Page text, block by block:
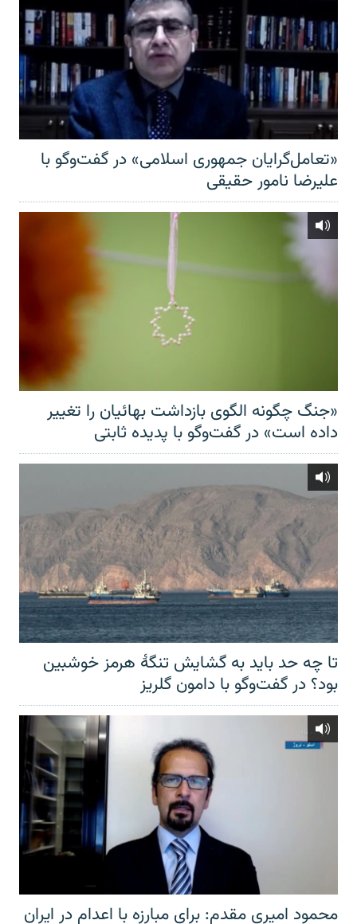
«تعامل‌گرایان جمهوری اسلامی» در گفت‌وگو با
علیرضا نامور حقیقی
«جنگ چگونه الگوی بازداشت بهائیان را تغییر
داده است» در گفت‌وگو با پدیده ثابتی
تا چه حد باید به گشایش تنگهٔ هرمز خوشبین
بود؟ در گفت‌وگو با دامون گلریز
محمود امیری مقدم: برای مبارزه با اعدام در ایران